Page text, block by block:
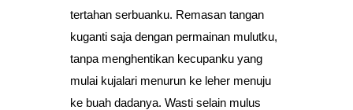
tertahan serbuanku. Remasan tangan
kuganti saja dengan permainan mulutku,
tanpa menghentikan kecupanku yang
mulai kujalari menurun ke leher menuju
ke buah dadanya. Wasti selain mulus